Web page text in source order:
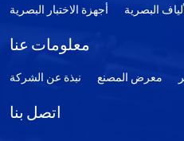
أجهزة الاختبار البصرية
البصرية
معلومات عنا
نبذة عن الشركة معرض المصنع
اتصل بنا